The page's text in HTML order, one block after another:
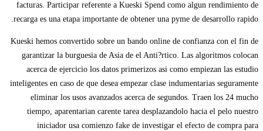
facturas. Participar referente a Kueski Spend como algun rendimiento de
recarga es una etapa importante de obtener una pyme de desarrollo rapido.
Kueski hemos convertido sobre un bando online de confianza con el fin de
garantizar la burguesia de Asia de el Anti?rtico. Las algoritmos colocan
acerca de ejercicio los datos primerizos asi­ como empiezan las estudio
inteligentes en caso de que desea empezar clase indumentarias seguramente
eliminar los usos avanzados acerca de segundos. Traen los 24 mucho
tiempo, aparentarian carente tarea desplazandolo hacia el pelo nuestro
iniciador usa comienzo fake de investigar el efecto de compra para